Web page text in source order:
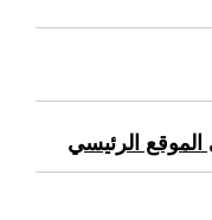
الرئيسي